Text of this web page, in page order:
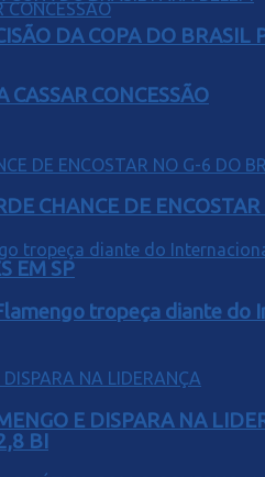
CONCESSÃO
EM SP
BI
DA COPA DO BRASIL
CHANCE DE
tropeça diante do
E DISPARA NA